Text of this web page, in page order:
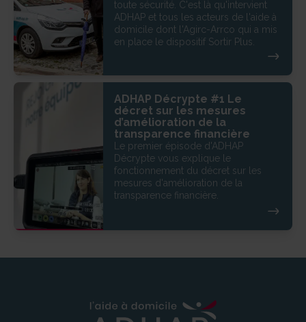
toute sécurité. C'est là qu'intervient
ADHAP et tous les acteurs de l'aide à
domicile dont l'Agirc-Arrco qui a mis
en place le dispositif Sortir Plus.
ADHAP Décrypte #1 Le
décret sur les mesures
d’amélioration de la
transparence financière
Le premier épisode d'ADHAP
Décrypte vous explique le
fonctionnement du décret sur les
mesures d'amélioration de la
transparence financière.